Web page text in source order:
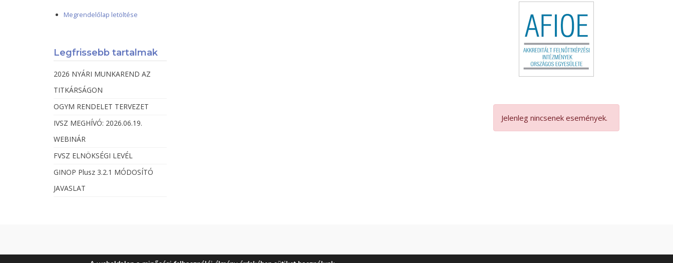
Megrendelőlap letöltése
Legfrissebb tartalmak
2026 NYÁRI MUNKAREND AZ
TITKÁRSÁGON
OGYM RENDELET TERVEZET
IVSZ MEGHÍVÓ: 2026.06.19.
WEBINÁR
FVSZ ELNÖKSÉGI LEVÉL
GINOP Plusz 3.2.1 MÓDOSÍTÓ
JAVASLAT
Jelenleg nincsenek események.